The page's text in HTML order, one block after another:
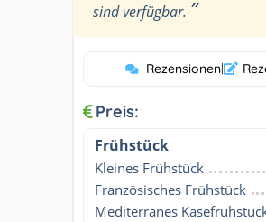
sind verfügbar. ”
Rezensionen|
Preis:
Frühstück
Kleines Frühstück
Französisches Frühstück
Mediterranes